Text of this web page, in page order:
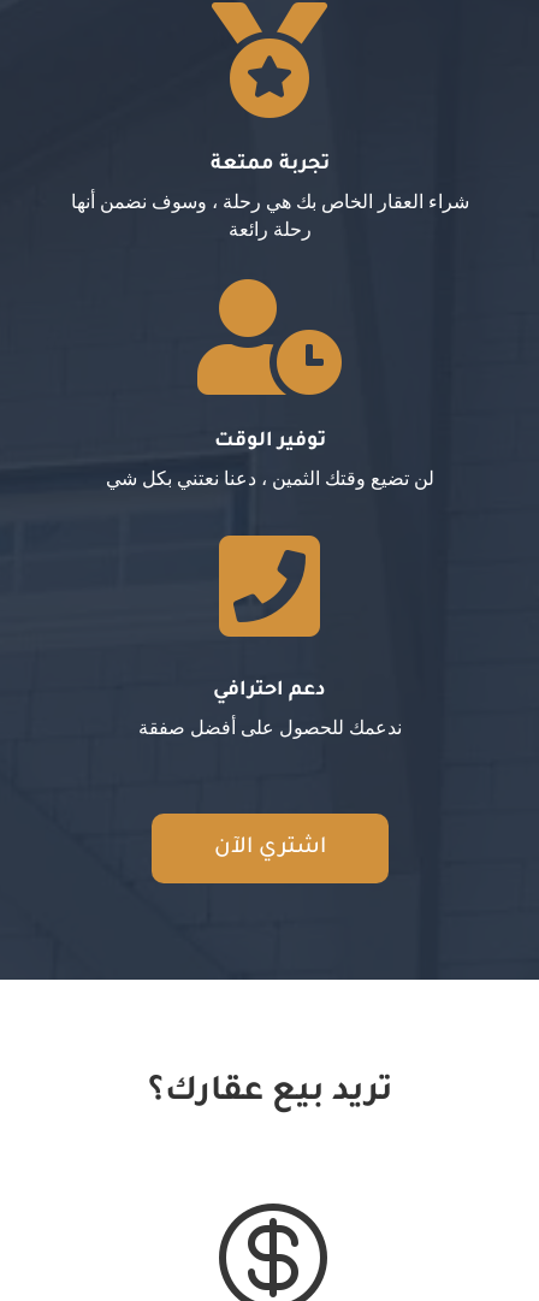

تجربة ممتعة
شراء العقار الخاص بك هي رحلة ، وسوف نضمن أنها
رحلة رائعة

توفير الوقت
لن تضيع وقتك الثمين ، دعنا نعتني بكل شي

دعم احترافي
ندعمك للحصول على أفضل صفقة
اشتري الآن
تريد بيع عقارك؟
